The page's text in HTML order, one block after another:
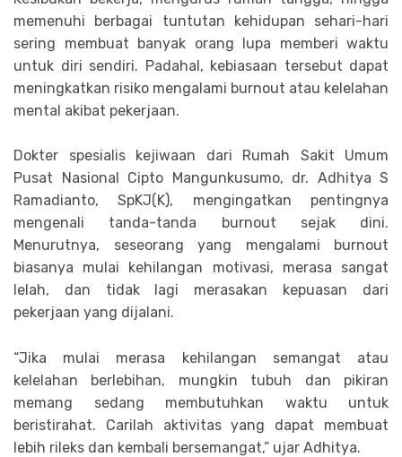
memenuhi berbagai tuntutan kehidupan sehari-hari
sering membuat banyak orang lupa memberi waktu
untuk diri sendiri. Padahal, kebiasaan tersebut dapat
meningkatkan risiko mengalami burnout atau kelelahan
mental akibat pekerjaan.
Dokter spesialis kejiwaan dari
Rumah Sakit Umum
Pusat Nasional Cipto Mangunkusumo, dr. Adhitya S
Ramadianto, SpKJ(K), mengingatkan pentingnya
mengenali tanda-tanda burnout sejak dini.
Menurutnya, seseorang yang mengalami burnout
biasanya mulai kehilangan motivasi, merasa sangat
lelah, dan tidak lagi merasakan kepuasan dari
pekerjaan yang dijalani.
“Jika mulai merasa kehilangan semangat atau
kelelahan berlebihan, mungkin tubuh dan pikiran
memang sedang membutuhkan waktu untuk
beristirahat. Carilah aktivitas yang dapat membuat
lebih rileks dan kembali bersemangat,” ujar Adhitya.